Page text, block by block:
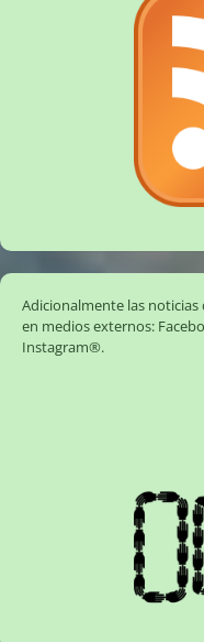
Adicionalmente las
en medios externos:
Instagram®.